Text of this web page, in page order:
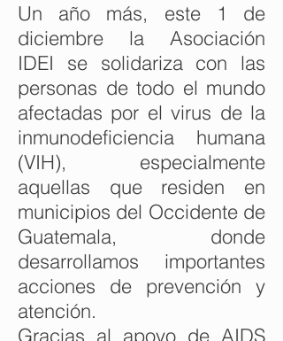
Un año más, este 1 de
diciembre la Asociación
IDEI se solidariza con las
personas de todo el mundo
afectadas por el virus de la
inmunodeficiencia humana
(VIH), especialmente
aquellas que residen en
municipios del Occidente de
Guatemala, donde
desarrollamos importantes
acciones de prevención y
atención.
Gracias al apoyo de AIDS